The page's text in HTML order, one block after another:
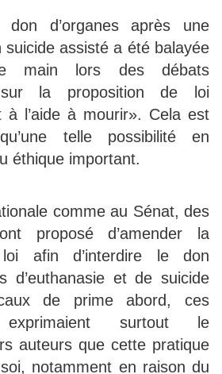
d’organes après une
suicide assisté a été balayée
main lors des débats
sur la proposition de loi
à l’aide à mourir». Cela est
telle possibilité en
éthique important.
comme au Sénat, des
proposé d’amender la
afin d’interdire le don
d’euthanasie et de suicide
de prime abord, ces
exprimaient surtout le
auteurs que cette pratique
notamment en raison du